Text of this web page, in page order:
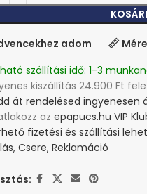
adom
szállítási idő: 1-3
kiszállítás 24.900 Ft
át rendelésed ingyenesen
az epapucs.hu VIP
fizetési és szállítási
Csere, Reklamáció